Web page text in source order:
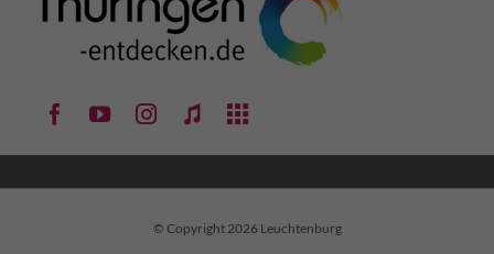
© Copyright 2026 Leuchtenburg